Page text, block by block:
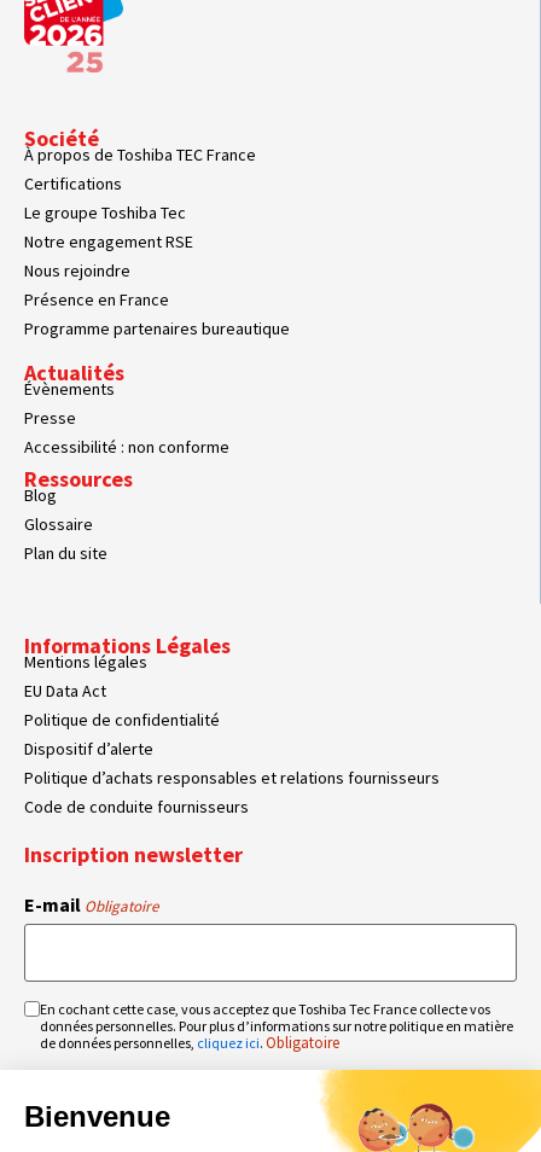
Société
À propos de Toshiba TEC France
Certifications
Le groupe Toshiba Tec
Notre engagement RSE
Nous rejoindre
Présence en France
Programme partenaires bureautique
Actualités
Évènements
Presse
Accessibilité : non conforme
Ressources
Blog
Glossaire
Plan du site
Informations Légales
Mentions légales
EU Data Act
Politique de confidentialité
Dispositif d’alerte
Politique d’achats responsables et relations fournisseurs
Code de conduite fournisseurs
Inscription newsletter
E-mail Obligatoire
RGPD
Obligatoire
En cochant cette case, vous acceptez que Toshiba Tec France collecte vos
données personnelles. Pour plus d’informations sur notre politique en matière
de données personnelles, cliquez ici. Obligatoire
Bienvenue